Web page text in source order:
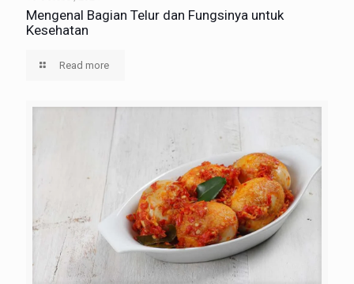
Mengenal Bagian Telur dan Fungsinya untuk
Kesehatan
Read more